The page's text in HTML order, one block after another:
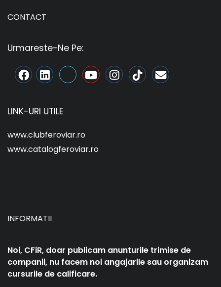
CONTACT
Urmareste-Ne Pe:
LINK-URI UTILE
www.clubferoviar.ro
www.catalogferoviar.ro
INFORMATII
Noi, CFiR, doar publicam anunturile trimise de
companii, nu facem noi angajarile sau organizam
cursurile de calificare.